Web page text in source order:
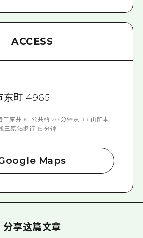
ACCESS
东町 4965
三原井 IC 公共约 20 分钟从 JR 山阳本
三原站步行 15 分钟
Maps
分享这篇文章